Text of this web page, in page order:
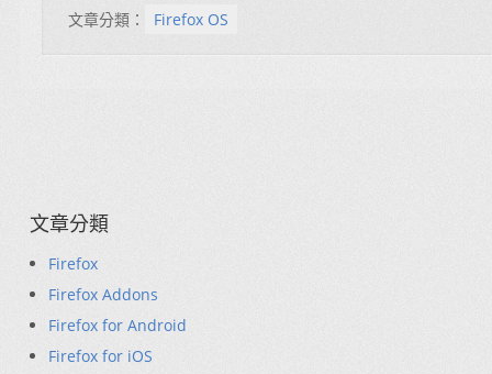
文章分類： Firefox OS
文章分類
Firefox
Firefox Addons
Firefox for Android
Firefox for iOS